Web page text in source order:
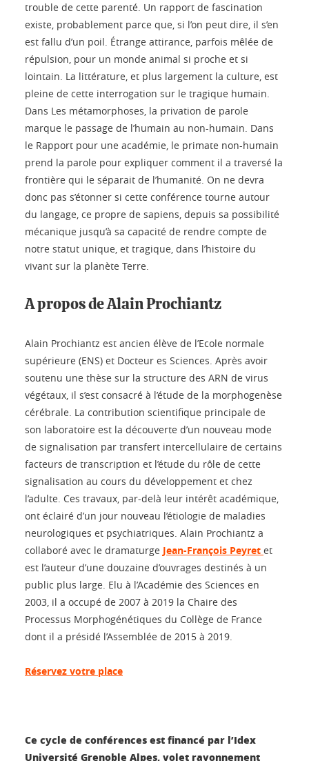
trouble de cette parenté. Un rapport de fascination
existe, probablement parce que, si l’on peut dire, il s’en
est fallu d’un poil. Étrange attirance, parfois mêlée de
répulsion, pour un monde animal si proche et si
lointain. La littérature, et plus largement la culture, est
pleine de cette interrogation sur le tragique humain.
Dans Les métamorphoses, la privation de parole
marque le passage de l’humain au non-humain. Dans
le Rapport pour une académie, le primate non-humain
prend la parole pour expliquer comment il a traversé la
frontière qui le séparait de l’humanité. On ne devra
donc pas s’étonner si cette conférence tourne autour
du langage, ce propre de sapiens, depuis sa possibilité
mécanique jusqu’à sa capacité de rendre compte de
notre statut unique, et tragique, dans l’histoire du
vivant sur la planète Terre.
A propos de Alain Prochiantz
Alain Prochiantz est ancien élève de l’Ecole normale
supérieure (ENS) et Docteur es Sciences. Après avoir
soutenu une thèse sur la structure des ARN de virus
végétaux, il s’est consacré à l’étude de la morphogenèse
cérébrale. La contribution scientifique principale de
son laboratoire est la découverte d’un nouveau mode
de signalisation par transfert intercellulaire de certains
facteurs de transcription et l’étude du rôle de cette
signalisation au cours du développement et chez
l’adulte. Ces travaux, par-delà leur intérêt académique,
ont éclairé d’un jour nouveau l’étiologie de maladies
neurologiques et psychiatriques. Alain Prochiantz a
collaboré avec le dramaturge Jean-François Peyret et
est l’auteur d’une douzaine d’ouvrages destinés à un
public plus large. Elu à l’Académie des Sciences en
2003, il a occupé de 2007 à 2019 la Chaire des
Processus Morphogénétiques du Collège de France
dont il a présidé l’Assemblée de 2015 à 2019.
Réservez votre place
Ce cycle de conférences est financé par l’Idex
Université Grenoble Alpes, volet rayonnement